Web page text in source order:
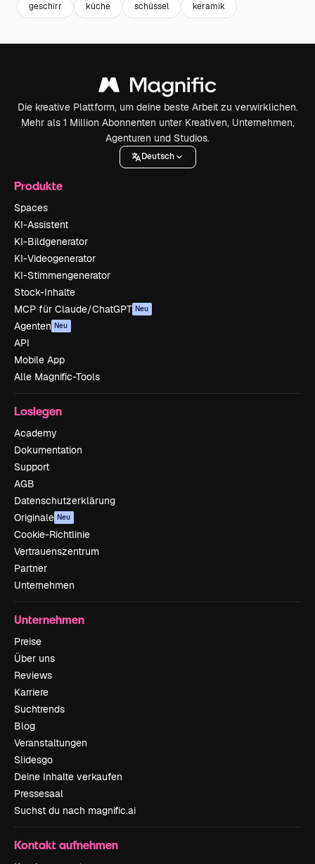
geschirr küche schüssel keramik
Die kreative Plattform, um deine beste Arbeit zu verwirklichen.
Mehr als 1 Million Abonnenten unter Kreativen, Unternehmen,
Agenturen und Studios.
Deutsch
Produkte
Spaces
KI-Assistent
KI-Bildgenerator
KI-Videogenerator
KI-Stimmengenerator
Stock-Inhalte
MCP für Claude/ChatGPT Neu
Agenten Neu
API
Mobile App
Alle Magnific-Tools
Loslegen
Academy
Dokumentation
Support
AGB
Datenschutzerklärung
Originale Neu
Cookie-Richtlinie
Vertrauenszentrum
Partner
Unternehmen
Unternehmen
Preise
Über uns
Reviews
Karriere
Suchtrends
Blog
Veranstaltungen
Slidesgo
Deine Inhalte verkaufen
Pressesaal
Suchst du nach magnific.ai
Kontakt aufnehmen